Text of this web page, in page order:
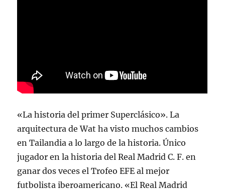
«La historia del primer Superclásico». La
arquitectura de Wat ha visto muchos cambios
en Tailandia a lo largo de la historia. Único
jugador en la historia del Real Madrid C. F. en
ganar dos veces el Trofeo EFE al mejor
futbolista iberoamericano. «El Real Madrid